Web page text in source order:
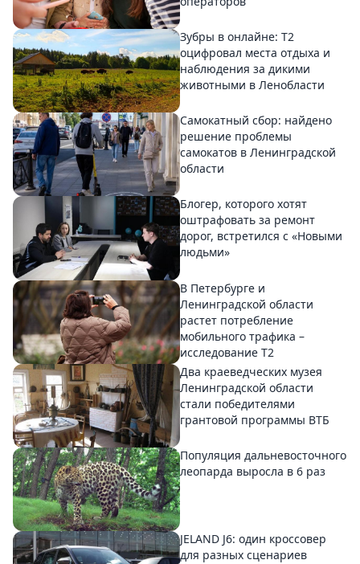
Зубры в онлайне: Т2
оцифровал места отдыха и
наблюдения за дикими
животными в Ленобласти
Самокатный сбор: найдено
решение проблемы
самокатов в Ленинградской
области
Блогер, которого хотят
оштрафовать за ремонт
дорог, встретился с «Новыми
людьми»
В Петербурге и
Ленинградской области
растет потребление
мобильного трафика –
исследование T2
Два краеведческих музея
Ленинградской области
стали победителями
грантовой программы ВТБ
Популяция дальневосточного
леопарда выросла в 6 раз
JELAND J6: один кроссовер
для разных сценариев